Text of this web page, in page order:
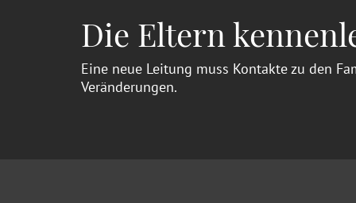
Die Eltern
Eine neue Leitung muss Kontakte zu den
Veränderungen.